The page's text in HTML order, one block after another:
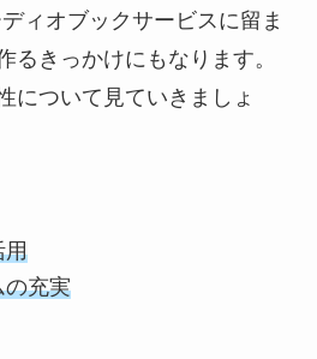
ィオブックサービスに留ま
るきっかけにもなります。
について見ていきましょ
用
の充実